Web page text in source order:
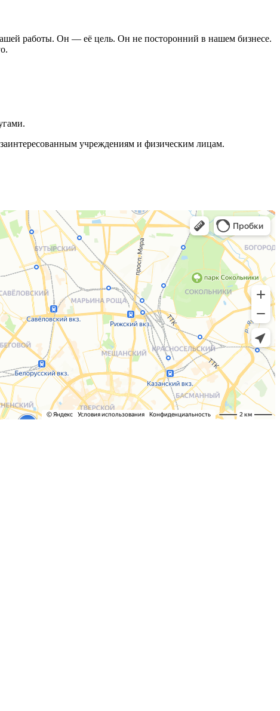
работы. Он — её цель. Он не посторонний в нашем бизнесе.
учреждениям и физическим лицам.